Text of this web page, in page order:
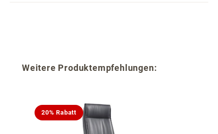
Produktgalerie überspringen
Weitere Produktempfehlungen:
20% Rabatt